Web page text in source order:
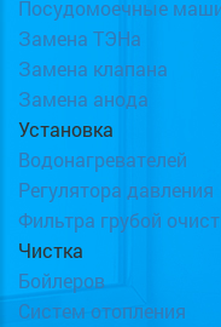
Посудомоечные
Замена ТЭНа
Замена клапана
Замена анода
Установка
Водонагревателей
Регулятора давления
Фильтра грубой
Чистка
Бойлеров
Систем отопления